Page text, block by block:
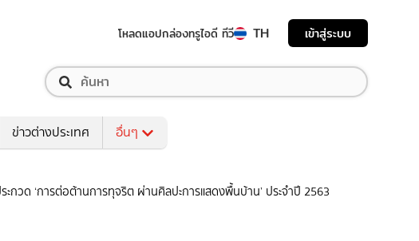
โหลดแอปกล่องทรูไอดี ทีวี TH เข้าสู่ระบบ
ข่าวต่างประเทศ อื่นๆ
วด ‘การต่อต้านการทุจริต ผ่านศิลปะการแสดงพื้นบ้าน’ ประจำปี 2563